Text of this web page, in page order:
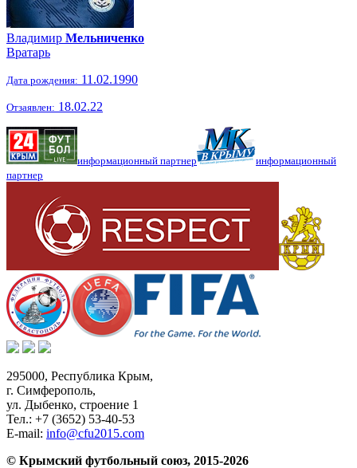
Владимир Мельниченко
Вратарь
Дата рождения: 11.02.1990
Отзаявлен: 18.02.22
информационный партнер
информационный
партнер
295000, Республика Крым,
г. Симферополь,
ул. Дыбенко, строение 1
Тел.: +7 (3652) 53-40-53
E-mail: info@cfu2015.com
© Крымский футбольный союз, 2015-2026